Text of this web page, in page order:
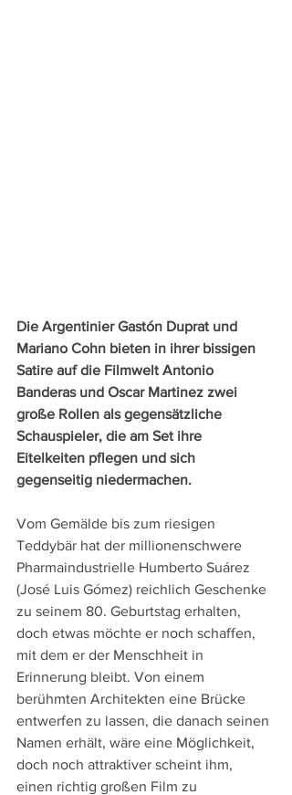
Die Argentinier Gastón Duprat und
Mariano Cohn bieten in ihrer bissigen
Satire auf die Filmwelt Antonio
Banderas und Oscar Martinez zwei
große Rollen als gegensätzliche
Schauspieler, die am Set ihre
Eitelkeiten pflegen und sich
gegenseitig niedermachen.
Vom Gemälde bis zum riesigen
Teddybär hat der millionenschwere
Pharmaindustrielle Humberto Suárez
(José Luis Gómez) reichlich Geschenke
zu seinem 80. Geburtstag erhalten,
doch etwas möchte er noch schaffen,
mit dem er der Menschheit in
Erinnerung bleibt. Von einem
berühmten Architekten eine Brücke
entwerfen zu lassen, die danach seinen
Namen erhält, wäre eine Möglichkeit,
doch noch attraktiver scheint ihm,
einen richtig großen Film zu